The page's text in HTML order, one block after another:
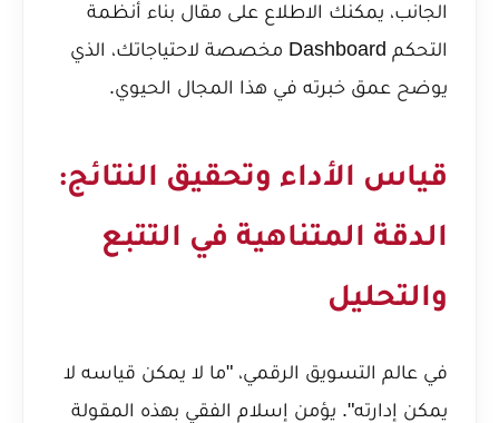
الجانب، يمكنك الاطلاع على مقال بناء أنظمة
التحكم Dashboard مخصصة لاحتياجاتك
، الذي
يوضح عمق خبرته في هذا المجال الحيوي.
قياس الأداء وتحقيق النتائج:
الدقة المتناهية في التتبع
والتحليل
في عالم التسويق الرقمي، "ما لا يمكن قياسه لا
يمكن إدارته". يؤمن إسلام الفقي بهذه المقولة